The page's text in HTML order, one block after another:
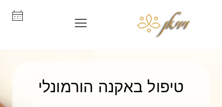
טיפול באקנה הורמונלי